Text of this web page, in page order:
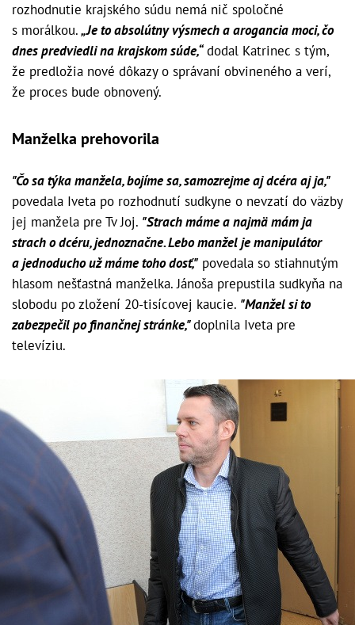
rozhodnutie krajského súdu nemá nič spoločné
s morálkou.„Je to absolútny výsmech a arogancia moci, čo
dnes predviedli na krajskom súde,“dodal Katrinec s tým,
že predložia nové dôkazy o správaní obvineného a verí,
že proces bude obnovený.
Manželka prehovorila
"Čo sa týka manžela, bojíme sa, samozrejme aj dcéra aj ja,"
povedala Iveta po rozhodnutí sudkyne o nevzatí do väzby
jej manžela pre Tv Joj. "Strach máme a najmä mám ja
strach o dcéru, jednoznačne. Lebo manžel je manipulátor
a jednoducho už máme toho dosť," povedala so stiahnutým
hlasom nešťastná manželka. Jánoša prepustila sudkyňa na
slobodu po zložení 20-tisícovej kaucie. "Manžel si to
zabezpečil po finančnej stránke,"doplnila Iveta pre
televíziu.